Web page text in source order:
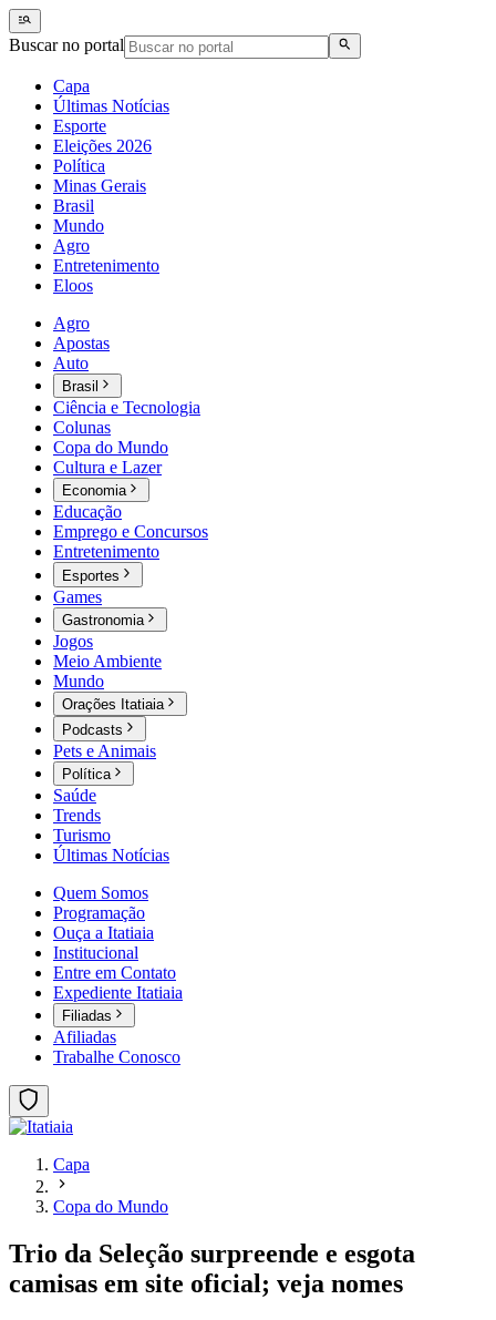
Buscar no portal
Capa
Últimas Notícias
Esporte
Eleições 2026
Política
Minas Gerais
Brasil
Mundo
Agro
Entretenimento
Eloos
Agro
Apostas
Auto
Brasil
Ciência e Tecnologia
Colunas
Copa do Mundo
Cultura e Lazer
Economia
Educação
Emprego e Concursos
Entretenimento
Esportes
Games
Gastronomia
Jogos
Meio Ambiente
Mundo
Orações Itatiaia
Podcasts
Pets e Animais
Política
Saúde
Trends
Turismo
Últimas Notícias
Quem Somos
Programação
Ouça a Itatiaia
Institucional
Entre em Contato
Expediente Itatiaia
Filiadas
Afiliadas
Trabalhe Conosco
Capa
Copa do Mundo
Trio da Seleção surpreende e esgota
camisas em site oficial; veja nomes